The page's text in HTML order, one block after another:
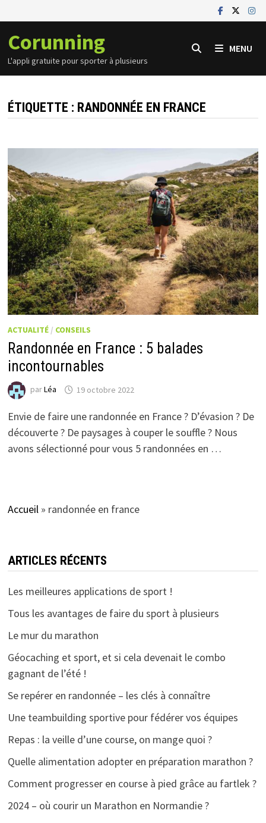
au
contenu
Corunning
L'appli gratuite pour sporter à plusieurs
MENU
ÉTIQUETTE : RANDONNÉE EN FRANCE
ACTUALITÉ / CONSEILS
Randonnée en France : 5 balades
incontournables
parLéa 19 octobre 2022
Envie de faire une randonnée en France ? D’évasion ? De
découverte ? De paysages à couper le souffle ? Nous
avons sélectionné pour vous 5 randonnées en …
Accueil » randonnée en france
ARTICLES RÉCENTS
Les meilleures applications de sport !
Tous les avantages de faire du sport à plusieurs
Le mur du marathon
Géocaching et sport, et si cela devenait le combo
gagnant de l’été !
Se repérer en randonnée – les clés à connaître
Une teambuilding sportive pour fédérer vos équipes
Repas : la veille d’une course, on mange quoi ?
Quelle alimentation adopter en préparation marathon ?
Comment progresser en course à pied grâce au fartlek ?
2024 – où courir un Marathon en Normandie ?